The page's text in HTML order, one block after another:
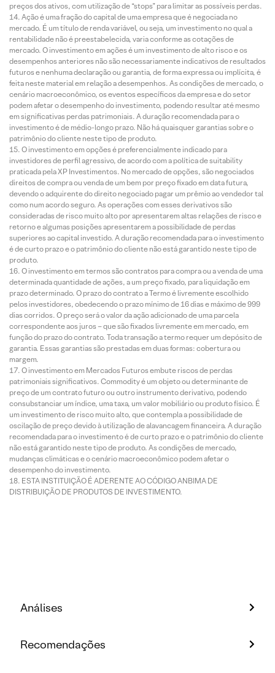
preços dos ativos, com utilização de “stops” para limitar as possíveis perdas.
Ação é uma fração do capital de uma empresa que é negociada no
mercado. É um título de renda variável, ou seja, um investimento no qual a
rentabilidade não é preestabelecida, varia conforme as cotações de
mercado. O investimento em ações é um investimento de alto risco e os
desempenhos anteriores não são necessariamente indicativos de resultados
futuros e nenhuma declaração ou garantia, de forma expressa ou implícita, é
feita neste material em relação a desempenhos. As condições de mercado, o
cenário macroeconômico, os eventos específicos da empresa e do setor
podem afetar o desempenho do investimento, podendo resultar até mesmo
em significativas perdas patrimoniais. A duração recomendada para o
investimento é de médio-longo prazo. Não há quaisquer garantias sobre o
patrimônio do cliente neste tipo de produto.
O investimento em opções é preferencialmente indicado para
investidores de perfil agressivo, de acordo com a política de suitability
praticada pela XP Investimentos. No mercado de opções, são negociados
direitos de compra ou venda de um bem por preço fixado em data futura,
devendo o adquirente do direito negociado pagar um prêmio ao vendedor tal
como num acordo seguro. As operações com esses derivativos são
consideradas de risco muito alto por apresentarem altas relações de risco e
retorno e algumas posições apresentarem a possibilidade de perdas
superiores ao capital investido. A duração recomendada para o investimento
é de curto prazo e o patrimônio do cliente não está garantido neste tipo de
produto.
O investimento em termos são contratos para compra ou a venda de uma
determinada quantidade de ações, a um preço fixado, para liquidação em
prazo determinado. O prazo do contrato a Termo é livremente escolhido
pelos investidores, obedecendo o prazo mínimo de 16 dias e máximo de 999
dias corridos. O preço será o valor da ação adicionado de uma parcela
correspondente aos juros – que são fixados livremente em mercado, em
função do prazo do contrato. Toda transação a termo requer um depósito de
garantia. Essas garantias são prestadas em duas formas: cobertura ou
margem.
O investimento em Mercados Futuros embute riscos de perdas
patrimoniais significativos. Commodity é um objeto ou determinante de
preço de um contrato futuro ou outro instrumento derivativo, podendo
consubstanciar um índice, uma taxa, um valor mobiliário ou produto físico. É
um investimento de risco muito alto, que contempla a possibilidade de
oscilação de preço devido à utilização de alavancagem financeira. A duração
recomendada para o investimento é de curto prazo e o patrimônio do cliente
não está garantido neste tipo de produto. As condições de mercado,
mudanças climáticas e o cenário macroeconômico podem afetar o
desempenho do investimento.
ESTA INSTITUIÇÃO É ADERENTE AO CÓDIGO ANBIMA DE
DISTRIBUIÇÃO DE PRODUTOS DE INVESTIMENTO.
Análises
Recomendações